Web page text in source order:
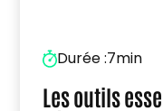
Durée :7min
Les outils